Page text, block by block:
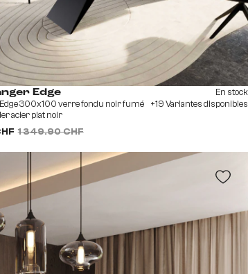
Edge
300x100 verre fondu noir fumé
acier plat noir
1 349.90 CHF
En stock
+19 Variantes disponibles